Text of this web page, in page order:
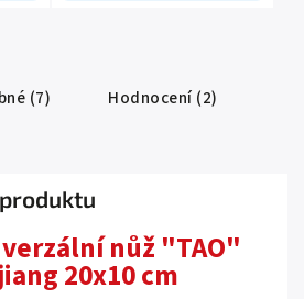
(7)
Hodnocení (2)
nůž "TAO"
20x10 cm